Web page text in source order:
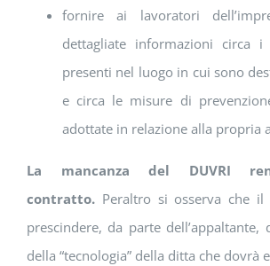
fornire ai lavoratori
dettagliate informazioni circa
presenti nel luogo in cui sono
e circa le misure di
adottate in relazione alla propria
La mancanza del DUVRI
contratto. Peraltro si osserva che il
prescindere, da parte dell’appaltante,
della “tecnologia” della ditta che dovrà